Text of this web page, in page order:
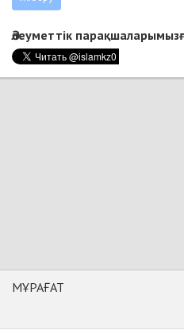
Әлеуметтік
МҰРАҒАТ